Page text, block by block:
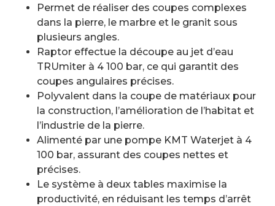
Permet de réaliser des coupes complexes
dans la pierre, le marbre et le granit sous
plusieurs angles.
Raptor effectue la découpe au jet d’eau
TRUmiter à 4 100 bar, ce qui garantit des
coupes angulaires précises.
Polyvalent dans la coupe de matériaux pour
la construction, l’amélioration de l’habitat et
l’industrie de la pierre.
Alimenté par une pompe KMT Waterjet à 4
100 bar, assurant des coupes nettes et
précises.
Le système à deux tables maximise la
productivité, en réduisant les temps d’arrêt